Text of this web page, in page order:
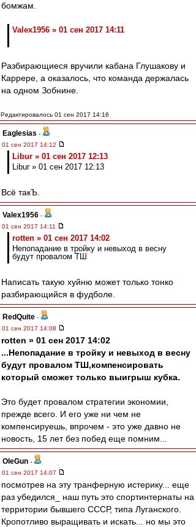
бомжам.
Valex1956 » 01 сен 2017 14:11
Разбирающиеся вручили кабана Глушакову и
Каррере, а оказалось, что команда держалась
на одном Зобнине.
Редактировалось 01 сен 2017 14:16
Eaglesias -
01 сен 2017 14:12
Libur » 01 сен 2017 12:13
Libur » 01 сен 2017 12:13
Всё такЪ.
Valex1956 -
01 сен 2017 14:11
rotten » 01 сен 2017 14:02
Непопадание в тройку и невыход в весну
будут провалом ТШ
Написать такую хуйню может только тонко
разбирающийся в фудболе.
RedQuite -
01 сен 2017 14:08
rotten » 01 сен 2017 14:02
...Непопадание в тройку и невыход в весну
будут провалом ТШ,компенсировать
который сможет только выигрыш кубка.
Это будет провалом стратегии экономии,
прежде всего. И его уже ни чем не
компенсируешь, впрочем - это уже давно не
новость, 15 лет без побед еще помним...
OleGun -
01 сен 2017 14:07
посмотрев на эту транферную истерику... еще
раз убедился_ наш путь это спортинтернаты на
территории бывшего СССР, типа Луганского.
Кропотливо выращивать и искать... но мы это